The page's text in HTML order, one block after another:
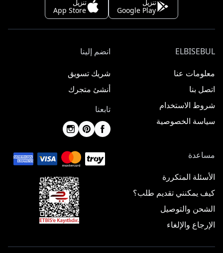
تنزيل
Google Play
تنزيل
App Store
ELBISEBUL
معلومات عنا
اتصل بنا
شروط الاستخدام
سياسة الخصوصية
انضم إلينا
شريك تسويق
أنشئ متجرك
تابعنا
مساعدة
الأسئلة المتكررة
كيف يمكنني تقديم طلب؟
الشحن والتوصيل
الإرجاع والإلغاء